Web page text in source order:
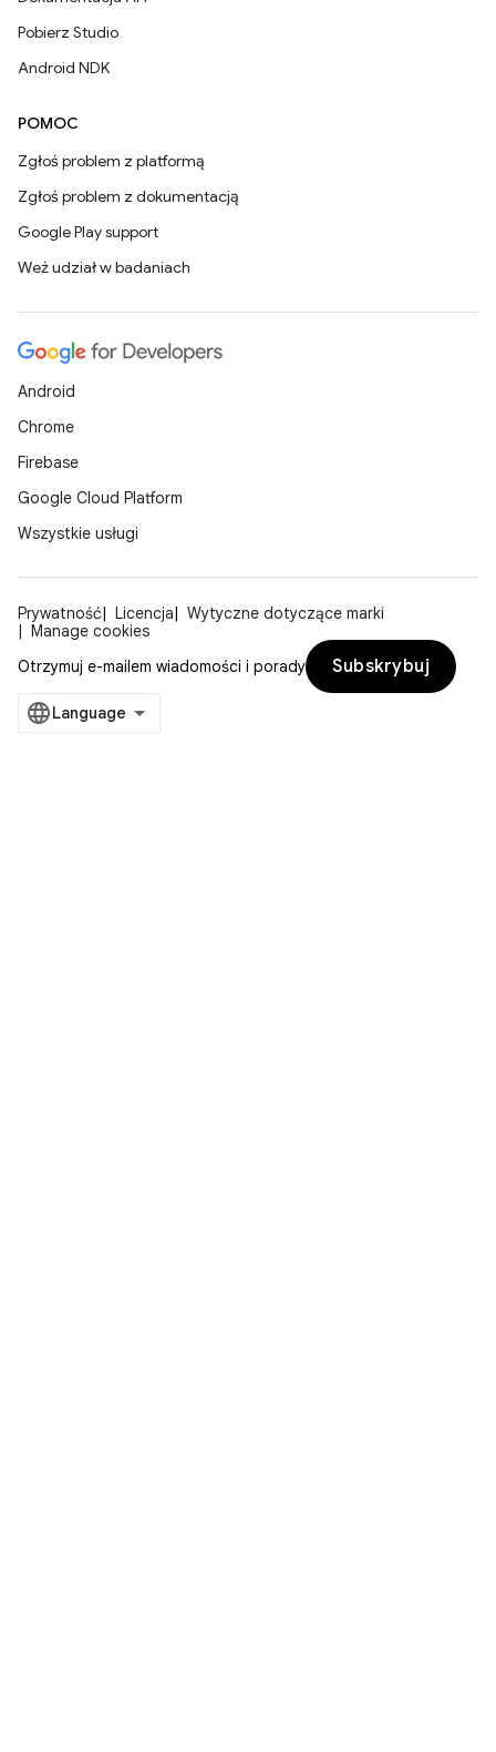
Pobierz Studio
Android NDK
POMOC
Zgłoś problem z platformą
Zgłoś problem z dokumentacją
Google Play support
Weź udział w badaniach
Android
Chrome
Firebase
Google Cloud Platform
Wszystkie usługi
Prywatność Licencja
Wytyczne dotyczące marki
Manage cookies
Otrzymuj e-mailem wiadomości i porady
Subskrybuj